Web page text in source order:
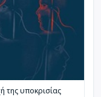
της υποκρισίας